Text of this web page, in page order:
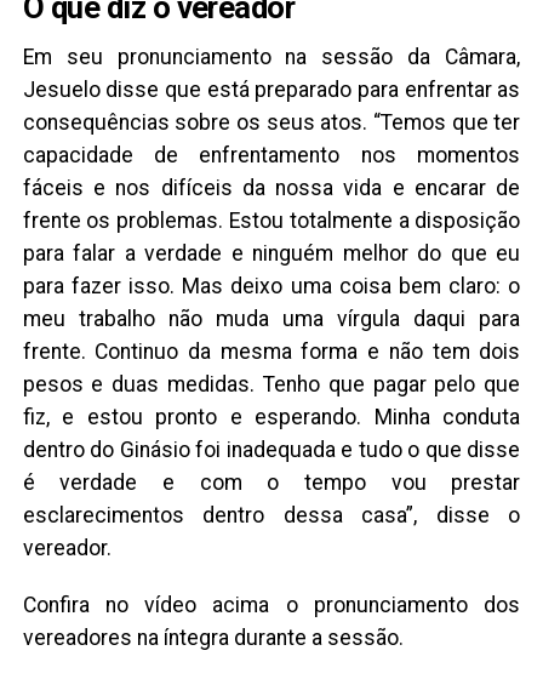
O que diz o vereador
Em seu pronunciamento na sessão da Câmara,
Jesuelo disse que está preparado para enfrentar as
consequências sobre os seus atos. “Temos que ter
capacidade de enfrentamento nos momentos
fáceis e nos difíceis da nossa vida e encarar de
frente os problemas. Estou totalmente a disposição
para falar a verdade e ninguém melhor do que eu
para fazer isso. Mas deixo uma coisa bem claro: o
meu trabalho não muda uma vírgula daqui para
frente. Continuo da mesma forma e não tem dois
pesos e duas medidas. Tenho que pagar pelo que
fiz, e estou pronto e esperando. Minha conduta
dentro do Ginásio foi inadequada e tudo o que disse
é verdade e com o tempo vou prestar
esclarecimentos dentro dessa casa”, disse o
vereador.
Confira no vídeo acima o pronunciamento dos
vereadores na íntegra durante a sessão.